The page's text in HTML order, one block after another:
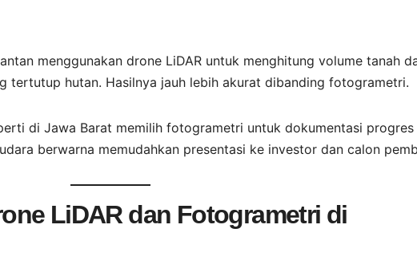
menggunakan drone LiDAR untuk menghitung volume tanah
tertutup hutan. Hasilnya jauh lebih akurat dibanding fotogrametri.
di Jawa Barat memilih fotogrametri untuk dokumentasi progres
berwarna memudahkan presentasi ke investor dan calon
LiDAR dan Fotogrametri di